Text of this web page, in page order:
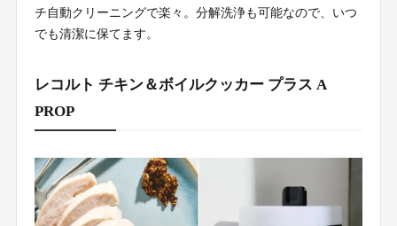
チ自動クリーニングで楽々。分解洗浄も可能なので、いつ
でも清潔に保てます。
レコルト チキン＆ボイルクッカー プラス A
PROP